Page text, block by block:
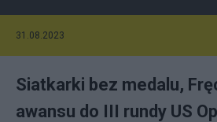
31.08.2023
Siatkarki bez medalu,
awansu do III rundy US